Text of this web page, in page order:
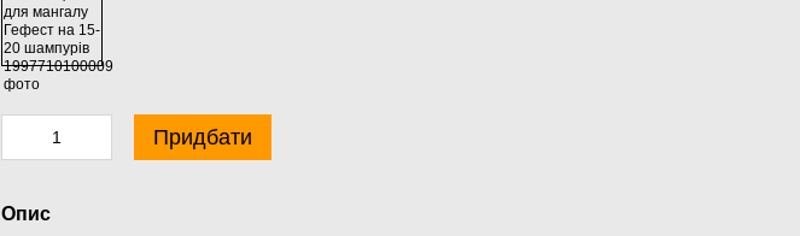
Придбати
Опис